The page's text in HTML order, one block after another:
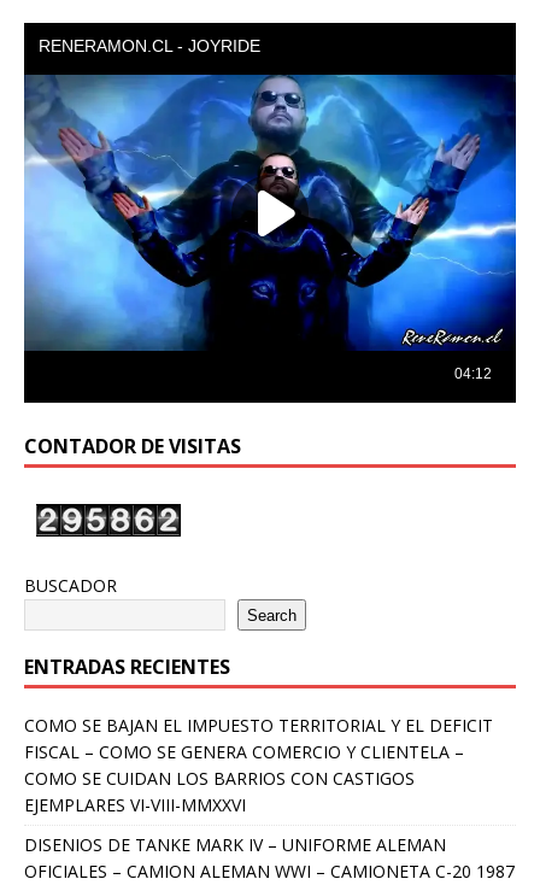
CONTADOR DE VISITAS
BUSCADOR
Search
ENTRADAS RECIENTES
COMO SE BAJAN EL IMPUESTO TERRITORIAL Y EL DEFICIT
FISCAL – COMO SE GENERA COMERCIO Y CLIENTELA –
COMO SE CUIDAN LOS BARRIOS CON CASTIGOS
EJEMPLARES VI-VIII-MMXXVI
DISENIOS DE TANKE MARK IV – UNIFORME ALEMAN
OFICIALES – CAMION ALEMAN WWI – CAMIONETA C-20 1987